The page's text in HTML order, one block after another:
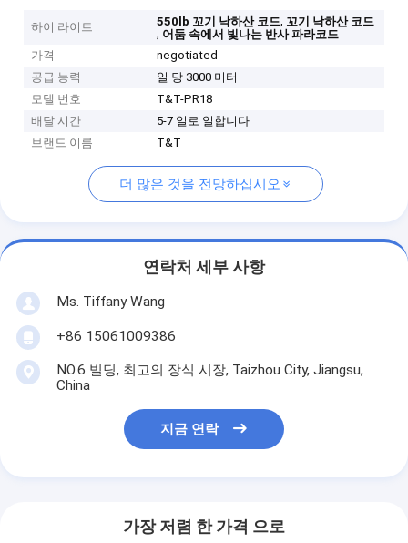
하이 라이트 550lb 꼬기 낙하산 코드, 꼬기 낙하산 코드
, 어둠 속에서 빛나는 반사 파라코드
가격
negotiated
공급 능력
일 당 3000 미터
모델 번호
T&T-PR18
배달 시간
5-7 일로 일합니다
브랜드 이름
T&T
더 많은 것을 전망하십시오
연락처 세부 사항
Ms. Tiffany Wang
+86 15061009386
NO.6 빌딩, 최고의 장식 시장, Taizhou City, Jiangsu,
China
지금 연락
가장 저렴 한 가격 으로